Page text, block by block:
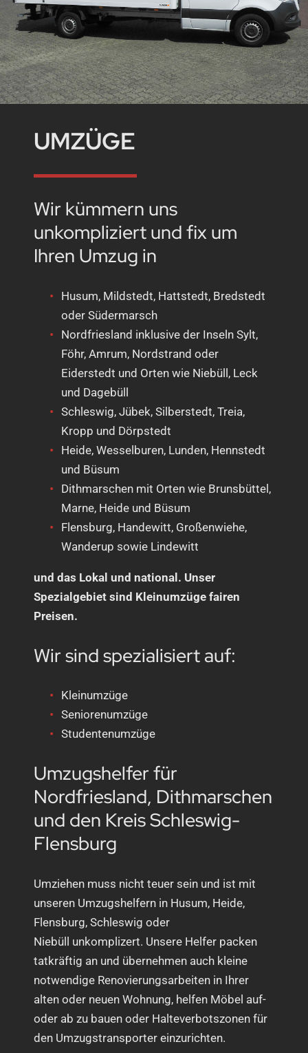
UMZÜGE
Wir kümmern uns
unkompliziert und fix um
Ihren Umzug in
Husum, Mildstedt, Hattstedt, Bredstedt
oder Südermarsch
Nordfriesland inklusive der Inseln Sylt,
Föhr, Amrum, Nordstrand oder
Eiderstedt und Orten wie Niebüll, Leck
und Dagebüll
Schleswig, Jübek, Silberstedt, Treia,
Kropp und Dörpstedt
Heide, Wesselburen, Lunden, Hennstedt
und Büsum
Dithmarschen mit Orten wie Brunsbüttel,
Marne, Heide und Büsum
Flensburg, Handewitt, Großenwiehe,
Wanderup sowie Lindewitt
und das Lokal und national. Unser
Spezialgebiet sind Kleinumzüge fairen
Preisen.
Wir sind spezialisiert auf:
Kleinumzüge
Seniorenumzüge
Studentenumzüge
Umzugshelfer für
Nordfriesland, Dithmarschen
und den Kreis Schleswig-
Flensburg
Umziehen muss nicht teuer sein und ist mit
unseren Umzugshelfern in Husum, Heide,
Flensburg, Schleswig oder
Niebüll unkomplizert. Unsere Helfer packen
tatkräftig an und übernehmen auch kleine
notwendige Renovierungsarbeiten in Ihrer
alten oder neuen Wohnung, helfen Möbel auf-
oder ab zu bauen oder Halteverbotszonen für
den Umzugstransporter einzurichten.